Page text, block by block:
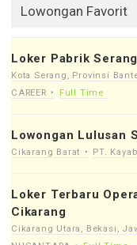
Lowongan Favorit
Loker Pabrik
Kota Serang, Provinsi
CAREER
Full Time
Lowongan Lulusan
Cikarang Barat PT.
Loker Terbaru
Cikarang
Cikarang Utara, Bekasi,